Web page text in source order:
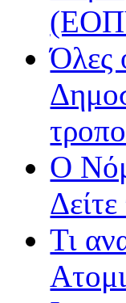
Όλες
Ο
Τι